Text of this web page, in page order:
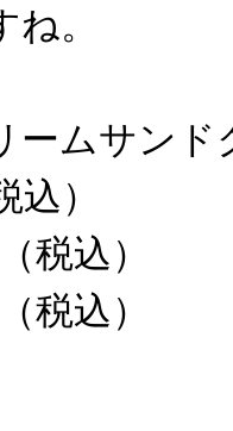
。
ームサンド
）
税込）
税込）